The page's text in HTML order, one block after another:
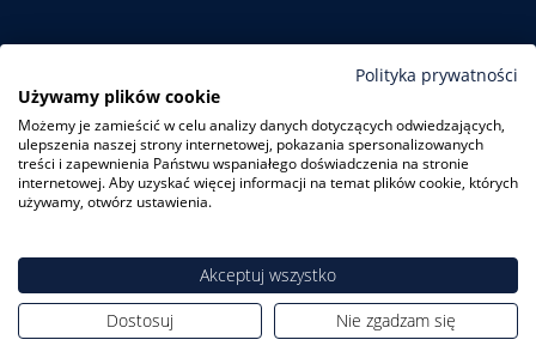
Logowanie
Karta Stałego Klienta
Moje zamówienia
Ustawienia konta
Informacje
O firmie
Dlaczego my?
Blog
ZegarkiCentrum.pl| ul. Derdowskiego 8A/1 80-319 Gdańsk| Tel.:+48
Polityka prywatności
Używamy plików cookie
Możemy je zamieścić w celu analizy danych dotyczących odwiedzających,
ulepszenia naszej strony internetowej, pokazania spersonalizowanych
treści i zapewnienia Państwu wspaniałego doświadczenia na stronie
internetowej. Aby uzyskać więcej informacji na temat plików cookie, których
używamy, otwórz ustawienia.
Akceptuj wszystko
Dostosuj
Nie zgadzam się